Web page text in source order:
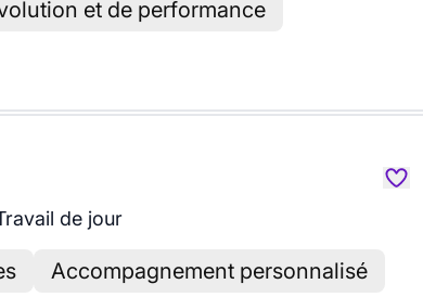
et de performance
de jour
Accompagnement personnalisé